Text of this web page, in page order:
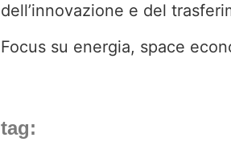
dell’innovazione e del
Focus su energia, space
tag: